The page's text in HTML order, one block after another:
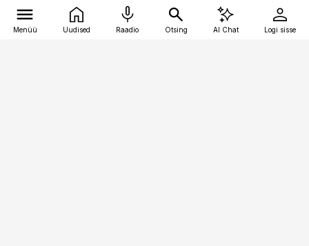
Menüü Uudised Raadio Otsing AI Chat Logi sisse